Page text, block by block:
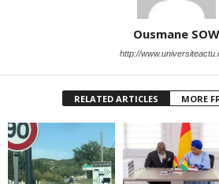
Ousmane SOW
http://
RELATED ARTICLES MORE